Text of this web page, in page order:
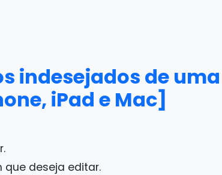
indesejados de uma
iPad e Mac]
que deseja editar.